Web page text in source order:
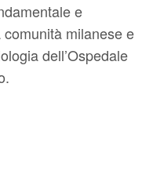
e
milanese e
dell’Ospedale